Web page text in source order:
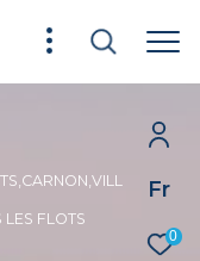
Fr
0
LES FLOTS